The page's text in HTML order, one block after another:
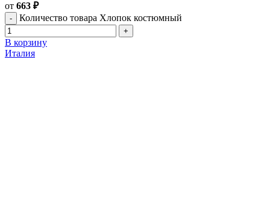
от 663 ₽
Количество товара Хлопок костюмный
В корзину
Италия